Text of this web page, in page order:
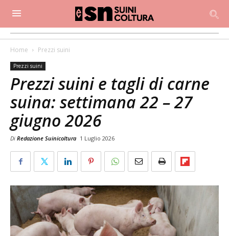
Home Prezzi suini
Prezzi suini
Prezzi suini e tagli di carne
suina: settimana 22 – 27
giugno 2026
Di Redazione Suinicoltura 1 Luglio 2026